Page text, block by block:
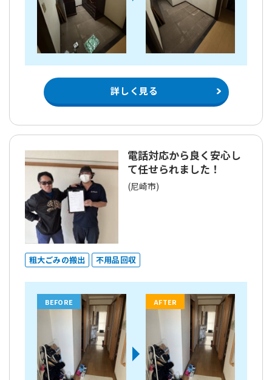
詳しく見る
電話対応から良く安心し
て任せられました！
(尼崎市)
粗大ごみの搬出 不用品回収
BEFORE AFTER